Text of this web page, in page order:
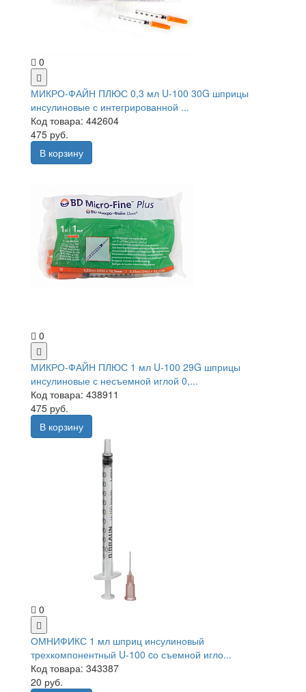
0
МИКРО-ФАЙН ПЛЮС 0,3 мл U-100 30G шприцы
инсулиновые с интегрированной ...
Код товара: 442604
475 руб.
В корзину
0
МИКРО-ФАЙН ПЛЮС 1 мл U-100 29G шприцы
инсулиновые с несъемной иглой 0,...
Код товара: 438911
475 руб.
В корзину
0
ОМНИФИКС 1 мл шприц инсулиновый
трехкомпонентный U-100 cо съемной игло...
Код товара: 343387
20 руб.